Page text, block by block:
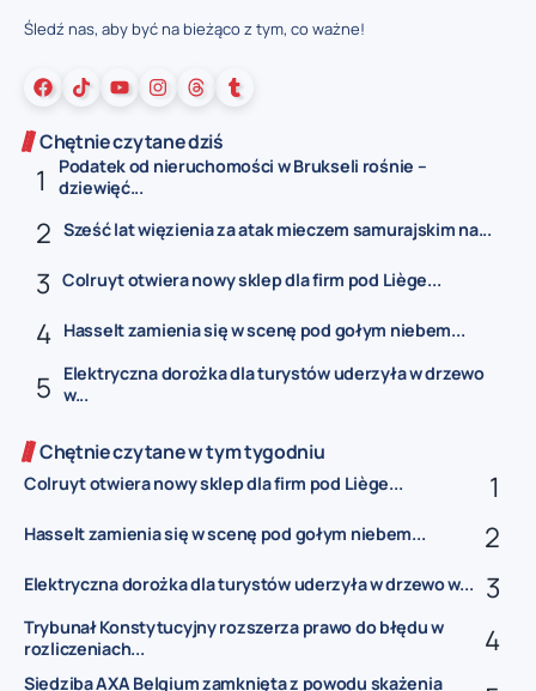
Śledź nas, aby być na bieżąco z tym, co ważne!
Chętnie czytane dziś
Podatek od nieruchomości w Brukseli rośnie –
dziewięć...
Sześć lat więzienia za atak mieczem samurajskim na...
Colruyt otwiera nowy sklep dla firm pod Liège...
Hasselt zamienia się w scenę pod gołym niebem...
Elektryczna dorożka dla turystów uderzyła w drzewo
w...
Chętnie czytane w tym tygodniu
Colruyt otwiera nowy sklep dla firm pod Liège...
Hasselt zamienia się w scenę pod gołym niebem...
Elektryczna dorożka dla turystów uderzyła w drzewo w...
Trybunał Konstytucyjny rozszerza prawo do błędu w
rozliczeniach...
Siedziba AXA Belgium zamknięta z powodu skażenia